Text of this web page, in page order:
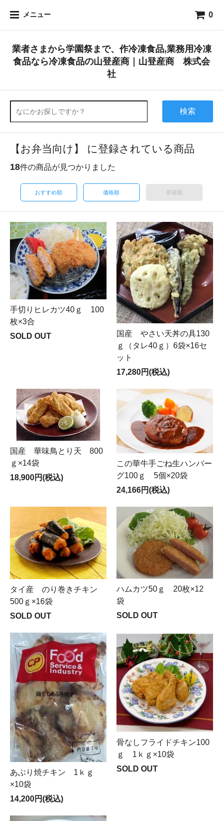
メニュー 0
業者さまから学園祭まで、作冷凍食品,業務用冷凍
食品なら冷凍食品の山登産商｜山登産商 株式会
社
検索
【お弁当向け】 に登録されている商品
18件の商品が見つかりました
おすすめ順 価格順 新着順
手切りヒレカツ40ｇ 100
枚×3合
SOLD OUT
国産 やさい天丼の具130
ｇ（タレ40ｇ）6袋×16セ
ット
17,280円(税込)
国産 華味鳥とり天 800
ｇ×14袋
18,900円(税込)
この華牛手ごね生ハンバー
グ100ｇ 5個×20袋
24,166円(税込)
タイ産 のり巻きチキン
500ｇ×16袋
SOLD OUT
ハムカツ50ｇ 20枚×12
袋
SOLD OUT
あぶり焼チキン 1ｋｇ
×10袋
14,200円(税込)
骨なしフライドチキン100
ｇ 1ｋｇ×10袋
SOLD OUT